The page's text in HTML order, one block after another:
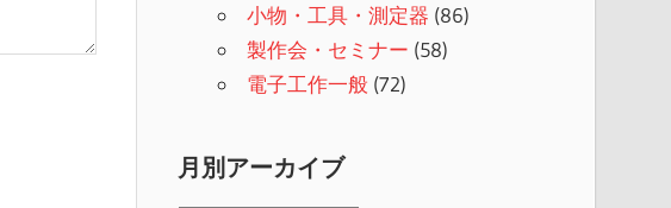
小物・工具・測定器 (86)
製作会・セミナー (58)
電子工作一般 (72)
月別アーカイブ